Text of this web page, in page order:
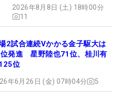
2026年8月8日 (土) 18時00分
11
2試合連続Vかかる金子駆大は
発進 星野陸也71位、桂川有
位
年6月26日 (金) 07時04分 5